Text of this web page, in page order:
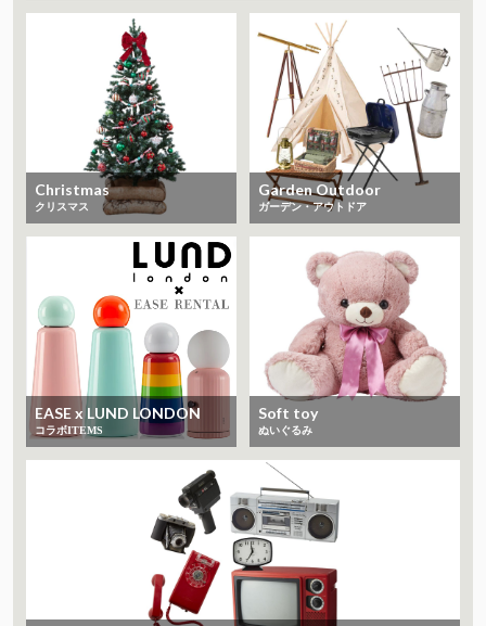
Christmas
クリスマス
Garden Outdoor
ガーデン・アウトドア
EASE x LUND LONDON
コラボITEMS
Soft toy
ぬいぐるみ